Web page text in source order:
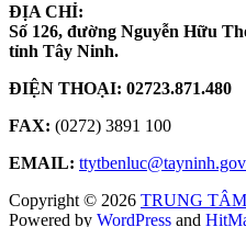
ĐỊA CHỈ:
Số 126, đường Nguyễn Hữu
tỉnh Tây Ninh.
ĐIỆN THOẠI: 02723.871.480
FAX: (0272) 3891 100
EMAIL:
Copyright © 2026 TRUNG
Powered by WordPress and